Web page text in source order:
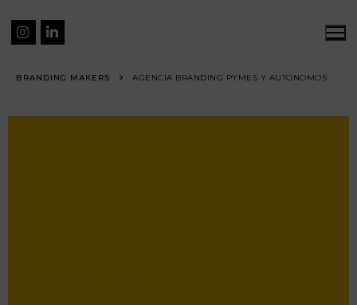
BRANDING MAKERS AGENCIA BRANDING PYMES Y AUTONOMOS